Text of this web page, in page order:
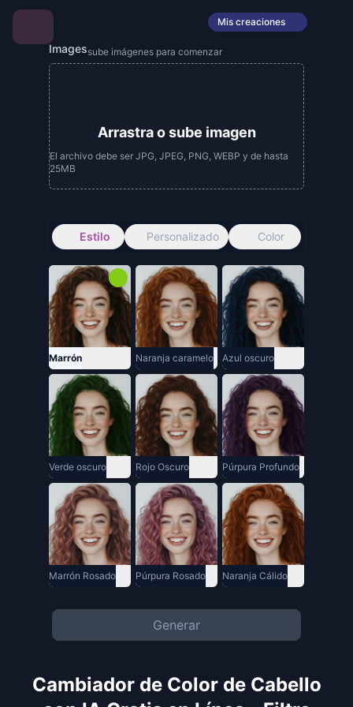
Mis creaciones
Imagessube imágenes para comenzar
Arrastra o sube imagen
El archivo debe ser JPG, JPEG, PNG, WEBP y de hasta
25MB
Estilo Personalizado Color
Marrón Naranja caramelo Azul oscuro
Verde oscuro Rojo Oscuro Púrpura Profundo
Marrón Rosado Púrpura Rosado Naranja Cálido
Generar
Cambiador de Color de Cabello